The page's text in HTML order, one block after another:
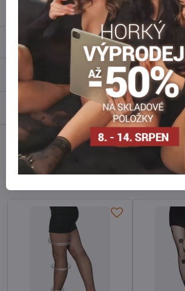
Popis
Recenze
Diskuse 0
FacebookTwitter
Alternativní produkty